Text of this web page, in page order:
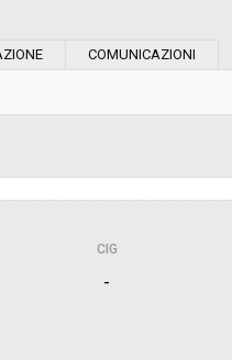
Pubblicata da:
COMUNICAZIONI
CIG
-